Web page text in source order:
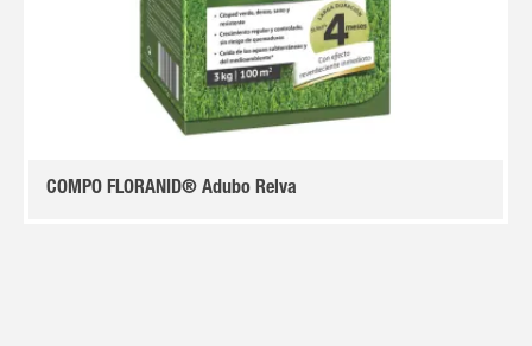
COMPO FLORANID® Adubo Relva